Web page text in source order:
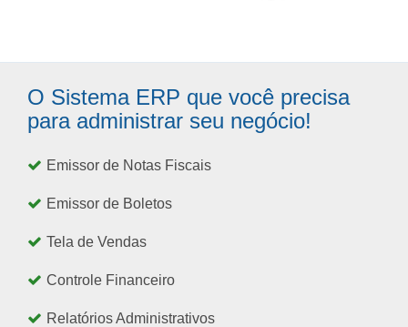
O Sistema ERP que você precisa
para administrar seu negócio!
Emissor de Notas Fiscais
Emissor de Boletos
Tela de Vendas
Controle Financeiro
Relatórios Administrativos